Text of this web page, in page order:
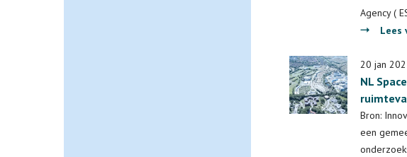
Agency (
Lees
20 jan
NL
Bron:
een